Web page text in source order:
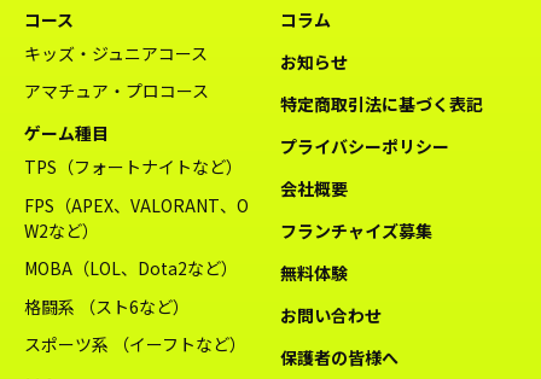
コース
キッズ・ジュニアコース
アマチュア・プロコース
ゲーム種目
TPS（フォートナイトなど）
FPS（APEX、VALORANT、O
W2など）
MOBA（LOL、Dota2など）
格闘系 （スト6など）
スポーツ系 （イーフトなど）
コラム
お知らせ
特定商取引法に基づく表記
プライバシーポリシー
会社概要
フランチャイズ募集
無料体験
お問い合わせ
保護者の皆様へ